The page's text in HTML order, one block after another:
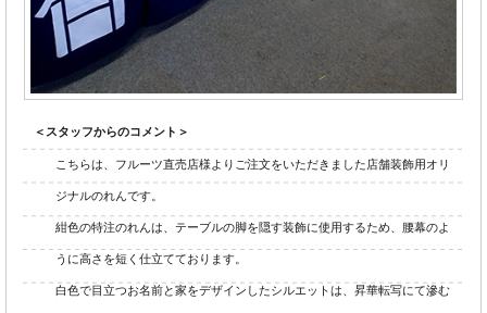
＜スタッフからのコメント＞
こちらは、フルーツ直売店様よりご注文をいただきました店舗装飾用オリ
ジナルのれんです。
紺色の特注のれんは、テーブルの脚を隠す装飾に使用するため、腰幕のよ
うに高さを短く仕立てております。
白色で目立つお名前と家をデザインしたシルエットは、昇華転写にて滲む